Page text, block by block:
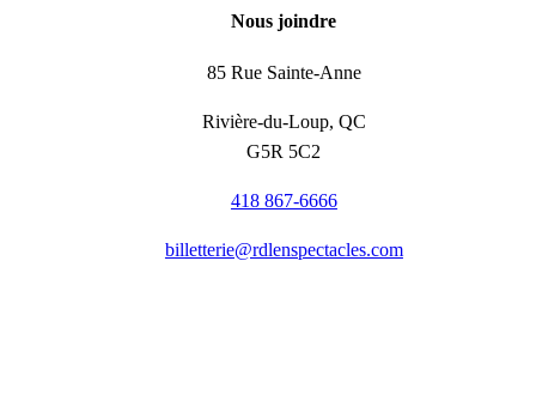
Nous joindre
85 Rue Sainte-Anne
Rivière-du-Loup, QC
G5R 5C2
418 867-6666
billetterie@rdlenspectacles.com